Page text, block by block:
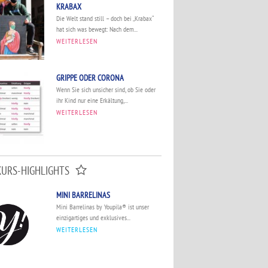
KRABAX
Die Welt stand still – doch bei „Krabax“
hat sich was bewegt: Nach dem...
WEITERLESEN
GRIPPE ODER CORONA
Wenn Sie sich unsicher sind, ob Sie oder
ihr Kind nur eine Erkältung,...
WEITERLESEN
HIGHLIGHTS
MINI BARRELINAS
Mini Barrelinas by Youpila® ist unser
einzigartiges und exklusives...
WEITERLESEN